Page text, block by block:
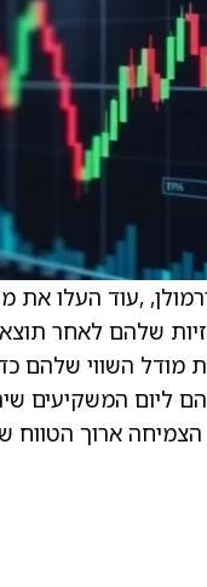
התחזיות שלהם לאחר
מחדש את מודל השווי
ארוך הטווח